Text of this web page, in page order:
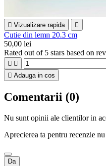
 Vizualizare rapida 
Cutie din lemn 20.3 cm
50,00 lei
Rated out of 5 stars based on
 
 Adauga in cos
Comentarii (0)
Nu sunt opinii ale clientilor in
Aprecierea ta pentru recenzie
Da